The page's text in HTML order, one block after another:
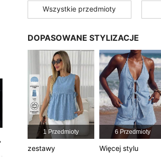
4,79 5.7K
4,79 5.7K 1.1M
4,79 5.7K 1.1M
4,79 5.7K 1.1M
Wszystkie przedmioty
DOPASOWANE STYLIZACJE
1 Przedmioty
zestawy
6 Przedmioty
Więcej stylu